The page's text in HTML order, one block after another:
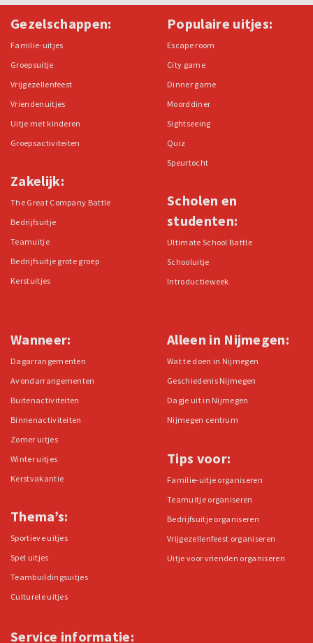
Gezelschappen:
Familie-uitjes
Groepsuitje
Vrijgezellenfeest
Vriendenuitjes
Uitje met kinderen
Groepsactiviteiten
Zakelijk:
The Great Company Battle
Bedrijfsuitje
Teamuitje
Bedrijfsuitje grote groep
Kerstuitjes
Populaire uitjes:
Escape room
City game
Dinner game
Moorddiner
Sightseeing
Quiz
Speurtocht
Scholen en
studenten:
Ultimate School Battle
Schooluitje
Introductieweek
Wanneer:
Dagarrangementen
Avondarrangementen
Buitenactiviteiten
Binnenactiviteiten
Zomer uitjes
Winter uitjes
Kerstvakantie
Thema’s:
Sportieve uitjes
Spel uitjes
Teambuildingsuitjes
Culturele uitjes
Alleen in Nijmegen:
Wat te doen in Nijmegen
Geschiedenis Nijmegen
Dagje uit in Nijmegen
Nijmegen centrum
Tips voor:
Familie-uitje organiseren
Teamuitje organiseren
Bedrijfsuitje organiseren
Vrijgezellenfeest organiseren
Uitje voor vrienden organiseren
Service informatie: